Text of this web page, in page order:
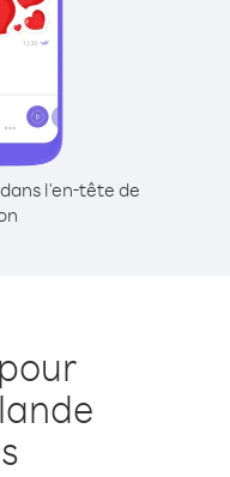
l'en-tête de